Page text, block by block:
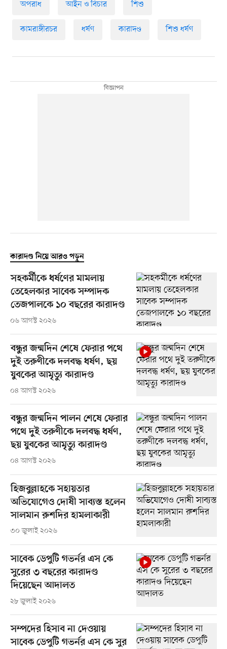
অপরাধ আইন ও বিচার শিশু
কামরাঙ্গীরচর ধর্ষণ কারাদণ্ড শিশু ধর্ষণ
কারাদণ্ড নিয়ে আরও পড়ুন
সহকর্মীকে ধর্ষণের মামলায়
তেহেলকার সাবেক সম্পাদক
তেজপালকে ১০ বছরের কারাদণ্ড
০৬ আগস্ট ২০২৬
বন্ধুর জন্মদিন শেষে ফেরার পথে
দুই তরুণীকে দলবদ্ধ ধর্ষণ, ছয়
যুবকের আমৃত্যু কারাদণ্ড
০৪ আগস্ট ২০২৬
বন্ধুর জন্মদিন পালন শেষে ফেরার
পথে দুই তরুণীকে দলবদ্ধ ধর্ষণ,
ছয় যুবকের আমৃত্যু কারাদণ্ড
০৪ আগস্ট ২০২৬
হিজবুল্লাহকে সহায়তার
অভিযোগেও দোষী সাব্যস্ত হলেন
সালমান রুশদির হামলাকারী
৩০ জুলাই ২০২৬
সাবেক ডেপুটি গভর্নর এস কে
সুরের ৩ বছরের কারাদণ্ড
দিয়েছেন আদালত
২৮ জুলাই ২০২৬
সম্পদের হিসাব না দেওয়ায়
সাবেক ডেপুটি গভর্নর এস কে সুর